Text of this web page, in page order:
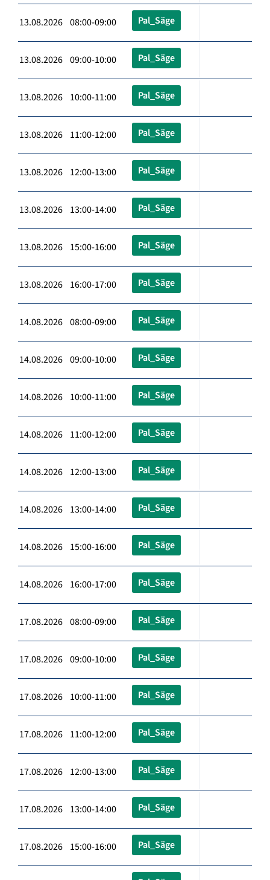
13.08.2026 08:00-09:00 Pal_Säge
13.08.2026 09:00-10:00 Pal_Säge
13.08.2026 10:00-11:00 Pal_Säge
13.08.2026 11:00-12:00 Pal_Säge
13.08.2026 12:00-13:00 Pal_Säge
13.08.2026 13:00-14:00 Pal_Säge
13.08.2026 15:00-16:00 Pal_Säge
13.08.2026 16:00-17:00 Pal_Säge
14.08.2026 08:00-09:00 Pal_Säge
14.08.2026 09:00-10:00 Pal_Säge
14.08.2026 10:00-11:00 Pal_Säge
14.08.2026 11:00-12:00 Pal_Säge
14.08.2026 12:00-13:00 Pal_Säge
14.08.2026 13:00-14:00 Pal_Säge
14.08.2026 15:00-16:00 Pal_Säge
14.08.2026 16:00-17:00 Pal_Säge
17.08.2026 08:00-09:00 Pal_Säge
17.08.2026 09:00-10:00 Pal_Säge
17.08.2026 10:00-11:00 Pal_Säge
17.08.2026 11:00-12:00 Pal_Säge
17.08.2026 12:00-13:00 Pal_Säge
17.08.2026 13:00-14:00 Pal_Säge
17.08.2026 15:00-16:00 Pal_Säge